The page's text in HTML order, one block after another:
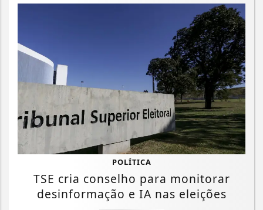
POLÍTICA
TSE cria conselho para monitorar
desinformação e IA nas eleições